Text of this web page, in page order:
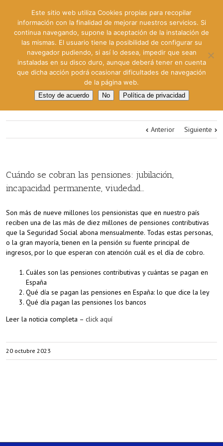
Anterior Siguiente
Cuándo se cobran las pensiones: jubilación,
incapacidad permanente, viudedad…
Son más de nueve millones los pensionistas que en nuestro país
reciben una de las más de diez millones de pensiones contributivas
que la Seguridad Social abona mensualmente. Todas estas personas,
o la gran mayoría, tienen en la pensión su fuente principal de
ingresos, por lo que esperan con atención cuál es el día de cobro.
Cuáles son las pensiones contributivas y cuántas se pagan en
España
Qué día se pagan las pensiones en España: lo que dice la ley
Qué día pagan las pensiones los bancos
Leer la noticia completa – click aquí
20 octubre 2023
Este sitio web utiliza Cookies propias para recopilar
información con la finalidad de mejorar nuestros servicios. Si
continua navegando, supone la aceptación de la instalación de
las mismas. El usuario tiene la posibilidad de configurar su
navegador pudiendo, si así lo desea, impedir que sean
instaladas en su disco duro, aunque deberá tener en cuenta
que dicha acción podrá ocasionar dificultades de navegación
de la página web.
Estoy de acuerdo No Política de privacidad